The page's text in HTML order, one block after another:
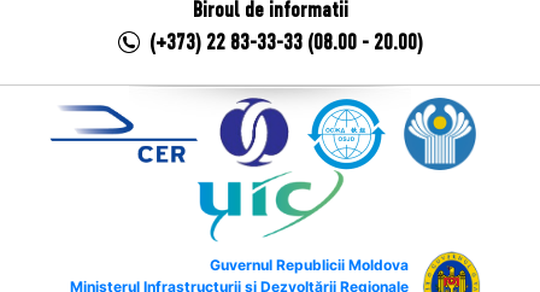
Biroul de informatii
(+373) 22 83-33-33 (08.00 - 20.00)
Guvernul Republicii Moldova
Ministerul Infrastructurii și Dezvoltării Regionale